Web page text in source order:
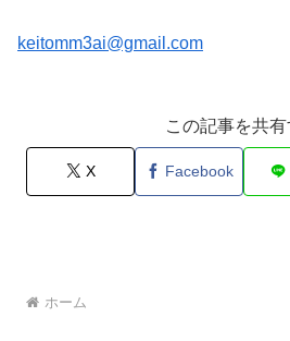
keitomm3ai@gmail.com
この記事を共有
X Facebook
ホーム